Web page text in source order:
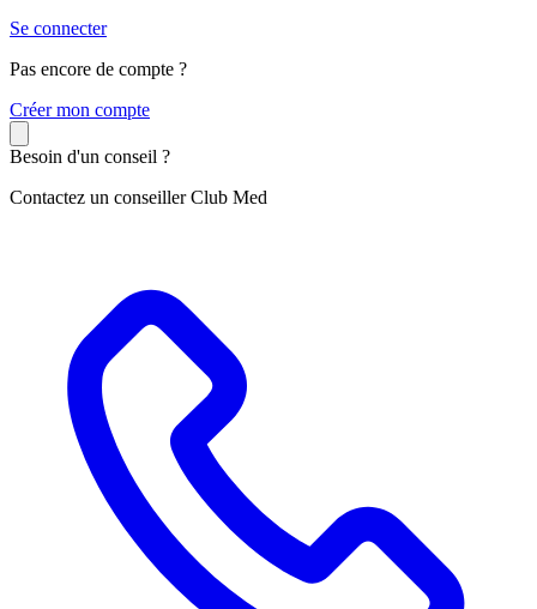
Se connecter
Pas encore de compte ?
Créer mon compte
Besoin d'un conseil ?
Contactez un conseiller Club Med